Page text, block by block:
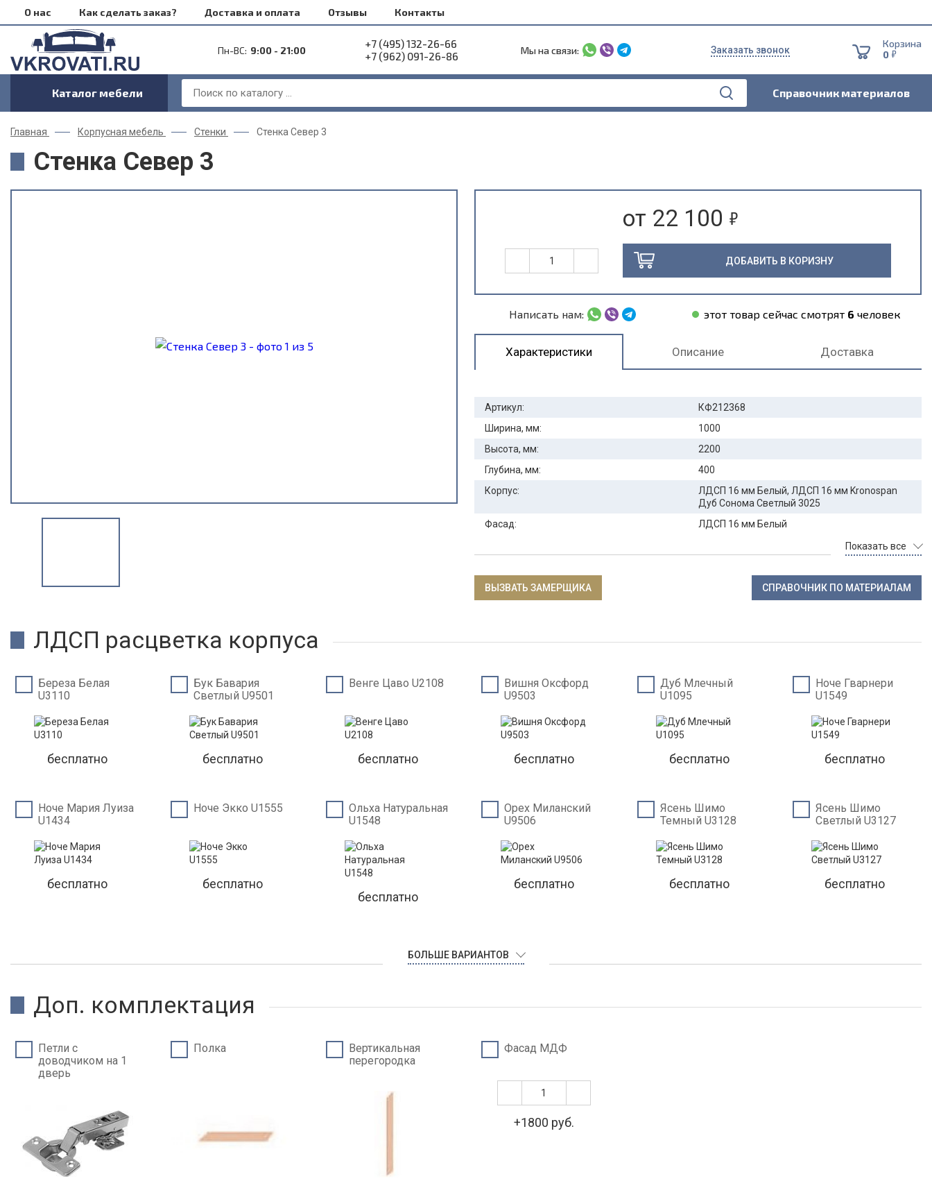
О нас Как сделать заказ? Доставка и оплата Отзывы Контакты
Пн-ВС: 9:00 - 21:00
+7 (495) 132-26-66
+7 (962) 091-26-86
Мы на связи: Заказать звонок
Корзина
0 5
Каталог мебели Справочник материалов
Главная Корпусная мебель Стенки Стенка Север 3
Стенка Север 3
от 22 100 5
ДОБАВИТЬ В КОРИЗНУ
Написать нам: этот товар сейчас смотрят 6 человек
Характеристики Описание Доставка
Артикул:
КФ212368
Ширина, мм:
1000
Высота, мм:
2200
Глубина, мм:
400
Корпус:
ЛДСП 16 мм Белый, ЛДСП 16 мм Kronospan
Дуб Сонома Светлый 3025
Фасад:
ЛДСП 16 мм Белый
Показать все
ВЫЗВАТЬ ЗАМЕРЩИКА СПРАВОЧНИК ПО МАТЕРИАЛАМ
ЛДСП расцветка корпуса
Береза Белая
U3110
бесплатно
Бук Бавария
Светлый U9501
бесплатно
Венге Цаво U2108
бесплатно
Вишня Оксфорд
U9503
бесплатно
Дуб Млечный
U1095
бесплатно
Ноче Гварнери
U1549
бесплатно
Ноче Мария Луиза
U1434
бесплатно
Ноче Экко U1555
бесплатно
Ольха Натуральная
U1548
бесплатно
Орех Миланский
U9506
бесплатно
Ясень Шимо
Темный U3128
бесплатно
Ясень Шимо
Светлый U3127
бесплатно
БОЛЬШЕ ВАРИАНТОВ
Доп. комплектация
Петли c
доводчиком на 1
дверь
Полка
Вертикальная
перегородка
Фасад МДФ
+1800 руб.